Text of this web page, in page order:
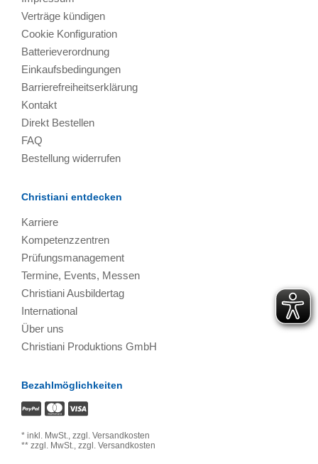
Verträge kündigen
Cookie Konfiguration
Batterieverordnung
Einkaufsbedingungen
Barrierefreiheitserklärung
Kontakt
Direkt Bestellen
FAQ
Bestellung widerrufen
Christiani entdecken
Karriere
Kompetenzzentren
Prüfungsmanagement
Termine, Events, Messen
Christiani Ausbildertag
International
Über uns
Christiani Produktions GmbH
Bezahlmöglichkeiten
* inkl. MwSt., zzgl. Versandkosten
** zzgl. MwSt., zzgl. Versandkosten